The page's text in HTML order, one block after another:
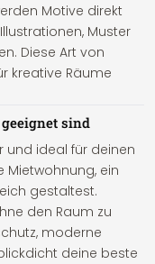
Motive direkt
Muster
Diese Art von
kreative Räume
sind
und ideal für deinen
ein
gestaltest.
den Raum zu
moderne
deine beste